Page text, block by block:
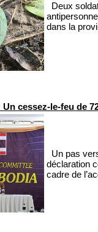
Deux
dans la
cessez-le-feu de
Un pas
déclaration
cadre de